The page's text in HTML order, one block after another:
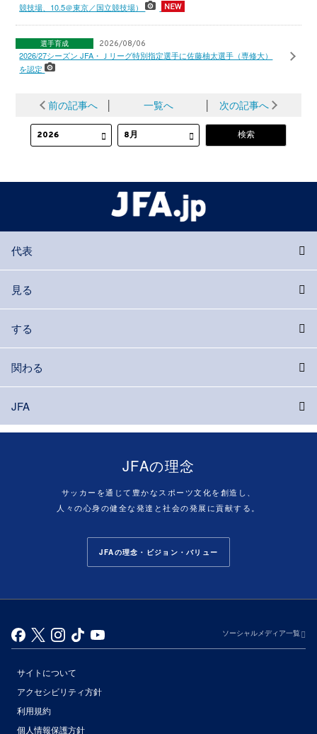
競技場、10.5＠東京／国立競技場）
選手育成 2026/08/06
2026/27シーズン JFA・Ｊリーグ特別指定選手に佐藤柚太選手（専修大）
を認定
前の記事へ │ 一覧へ │ 次の記事へ
代表
見る
する
関わる
JFA
JFAの理念
サッカーを通じて豊かなスポーツ文化を創造し、
人々の心身の健全な発達と社会の発展に貢献する。
JFAの理念・ビジョン・バリュー
ソーシャルメディア一覧
サイトについて
アクセシビリティ方針
利用規約
個人情報保護方針